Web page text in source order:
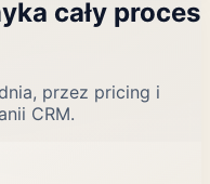
cały proces
przez pricing i
CRM.